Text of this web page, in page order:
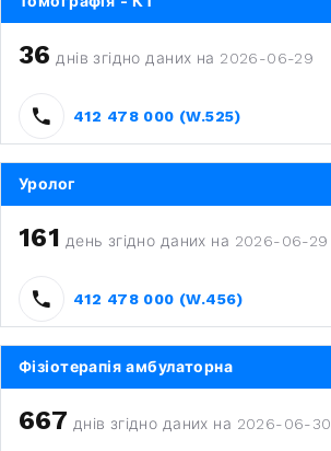
36 днів згідно даних на 2026-06-29
412 478 000 (W.525)
Уролог
161 день згідно даних на 2026-06-29
412 478 000 (W.456)
Фізіотерапія амбулаторна
667 днів згідно даних на 2026-06-30